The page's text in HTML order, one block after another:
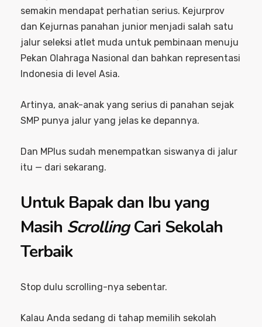
semakin mendapat perhatian serius. Kejurprov
dan Kejurnas panahan junior menjadi salah satu
jalur seleksi atlet muda untuk pembinaan menuju
Pekan Olahraga Nasional dan bahkan representasi
Indonesia di level Asia.
Artinya, anak-anak yang serius di panahan sejak
SMP punya jalur yang jelas ke depannya.
Dan MPlus sudah menempatkan siswanya di jalur
itu — dari sekarang.
Untuk Bapak dan Ibu yang
Masih ScrollingCari Sekolah
Terbaik
Stop dulu scrolling-nya sebentar.
Kalau Anda sedang di tahap memilih sekolah